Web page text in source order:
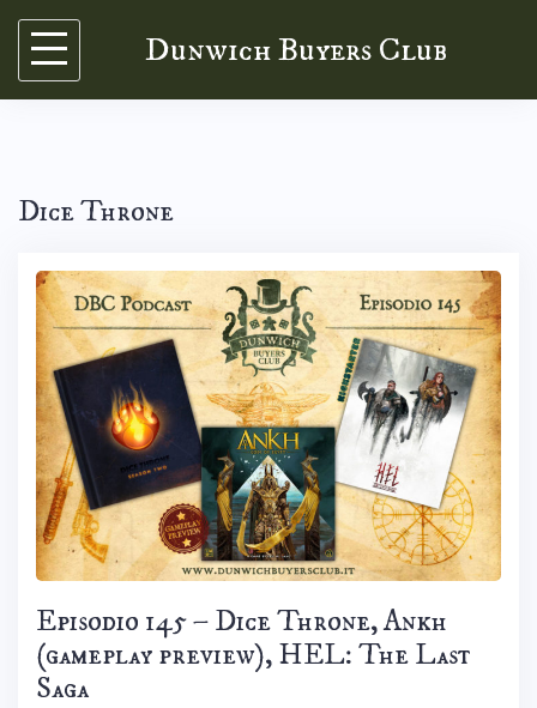
Skip
content
Dunwich Buyers Club
Dice Throne
Episodio 145 – Dice Throne, Ankh
(gameplay preview), HEL: The Last
Saga